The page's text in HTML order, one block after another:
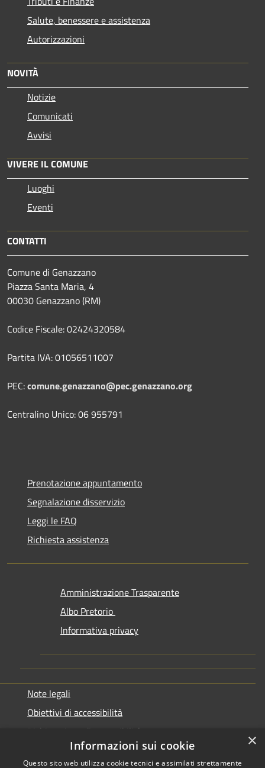
Salute, benessere e assistenza
Autorizzazioni
NOVITÀ
Notizie
Comunicati
Avvisi
VIVERE IL COMUNE
Luoghi
Eventi
CONTATTI
Comune di Genazzano
Piazza Santa Maria, 4
00030 Genazzano (RM)
Codice Fiscale: 02424320584
Partita IVA: 01056511007
PEC:comune.genazzano@pec.genazzano.org
Centralino Unico: 06 955791
Prenotazione appuntamento
Segnalazione disservizio
Leggi le FAQ
Richiesta assistenza
Amministrazione Trasparente
Albo Pretorio
Informativa privacy
Note legali
Obiettivi di accessibilità
Dichiarazione di accessibilità
×
Informazioni sui cookie
Questo sito web utilizza cookie tecnici e assimilati strettamente